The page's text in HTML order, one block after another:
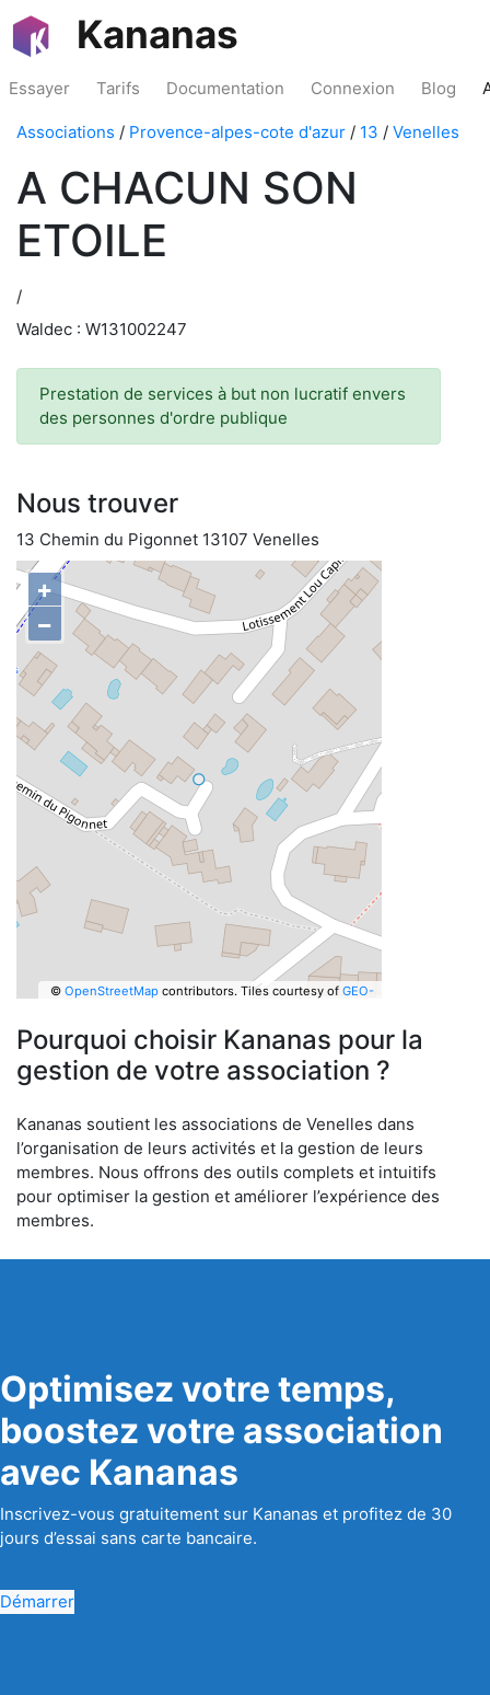
Kananas
Essayer Tarifs Documentation Connexion Blog
Associations / Provence-alpes-cote d'azur / 13 / Venelles
A CHACUN SON
ETOILE
/
Waldec : W131002247
Prestation de services à but non lucratif envers
des personnes d'ordre publique
Nous trouver
13 Chemin du Pigonnet 13107 Venelles
+
−
© OpenStreetMapcontributors. Tiles courtesy of GEO-
Pourquoi choisir Kananas pour la
gestion de votre association ?
Kananas soutient les associations de Venelles dans
l’organisation de leurs activités et la gestion de leurs
membres. Nous offrons des outils complets et intuitifs
pour optimiser la gestion et améliorer l’expérience des
membres.
Optimisez votre temps,
boostez votre association
avec Kananas
Inscrivez-vous gratuitement sur Kananas et profitez de 30
jours d’essai sans carte bancaire.
Démarrer